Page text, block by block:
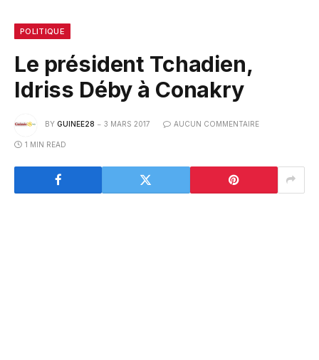
POLITIQUE
Le président Tchadien,
Idriss Déby à Conakry
BY GUINEE28 3 MARS 2017 AUCUN COMMENTAIRE
1 MIN READ